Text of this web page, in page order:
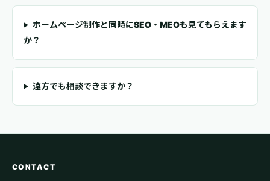
ホームページ制作と同時にSEO・MEOも見てもらえます
か？
遠方でも相談できますか？
CONTACT